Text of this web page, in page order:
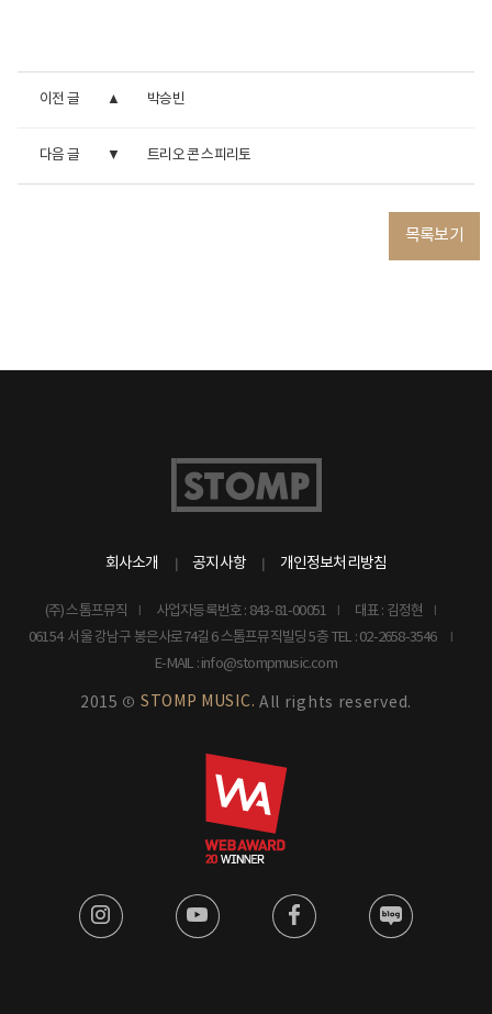
이전 글 박승빈
다음 글 트리오 콘 스피리토
목록보기
회사소개 공지사항 개인정보처리방침
(주) 스톰프뮤직 사업자등록번호 : 843-81-00051
대표 : 김정현
06154 서울 강남구 봉은사로74길 6 스톰프뮤직빌딩 5층 TEL : 02-2658-3546
E-MAIL : info@stompmusic.com
2015 © STOMP MUSIC. All rights reserved.